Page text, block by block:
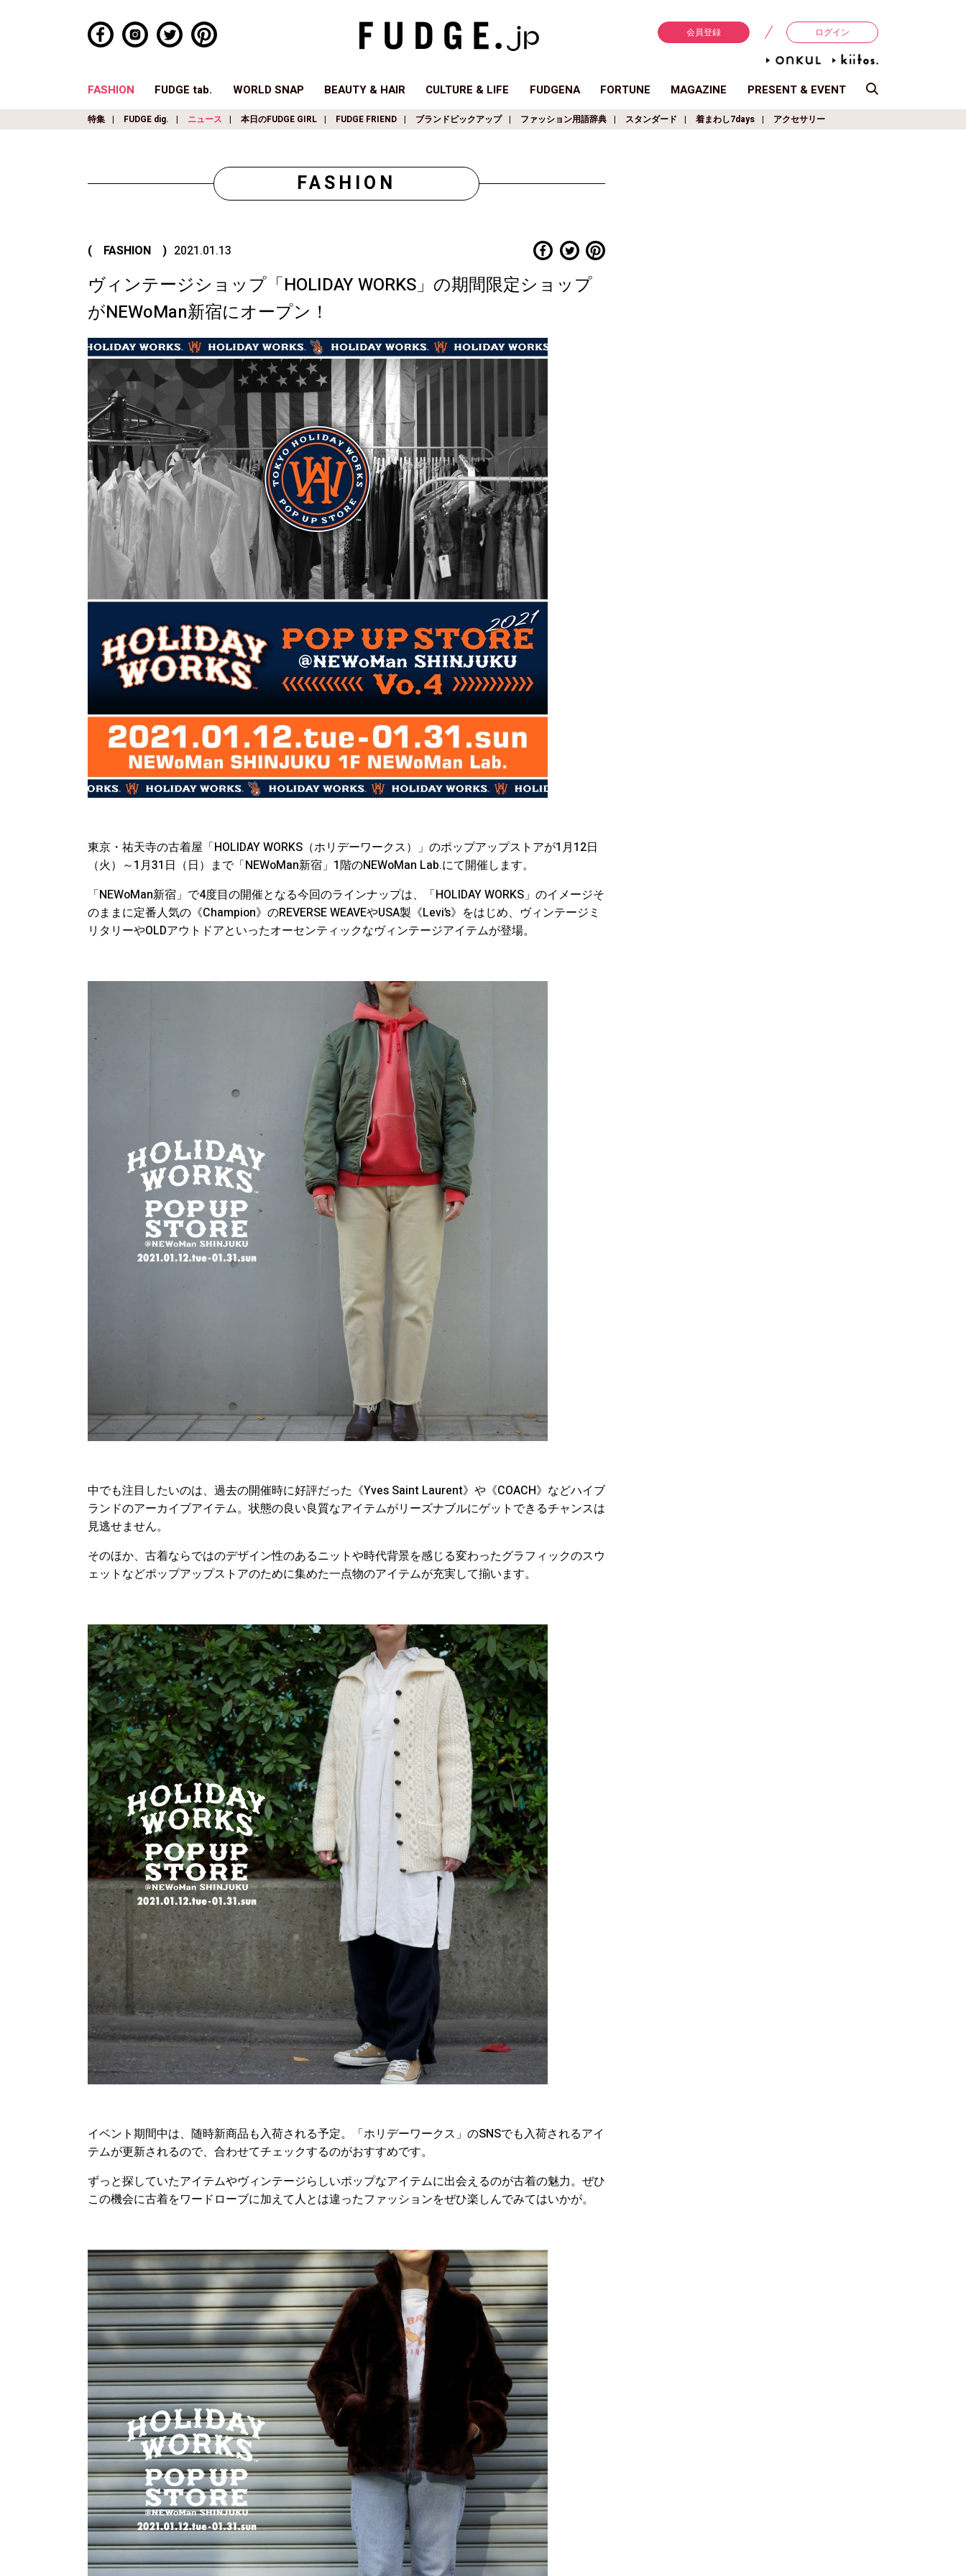
会員登録 ログイン
FASHION FUDGE tab. WORLD SNAP BEAUTY & HAIR CULTURE & LIFE FUDGENA FORTUNE MAGAZINE PRESENT & EVENT
特集 FUDGE dig. ニュース 本日のFUDGE GIRL FUDGE FRIEND ブランドピックアップ ファッション用語辞典 スタンダード 着まわし7days アクセサリー
FASHION
( FASHION ) 2021.01.13
ヴィンテージショップ「HOLIDAY WORKS」の期間限定ショップ
がNEWoMan新宿にオープン！
東京・祐天寺の古着屋「HOLIDAY WORKS（ホリデーワークス）」のポップアップストアが1月12日
（火）～1月31日（日）まで「NEWoMan新宿」1階のNEWoMan Lab.にて開催します。
「NEWoMan新宿」で4度目の開催となる今回のラインナップは、「HOLIDAY WORKS」のイメージそ
のままに定番人気の《Champion》のREVERSE WEAVEやUSA製《Levi’s》をはじめ、ヴィンテージミ
リタリーやOLDアウトドアといったオーセンティックなヴィンテージアイテムが登場。
中でも注目したいのは、過去の開催時に好評だった《Yves Saint Laurent》や《COACH》などハイブ
ランドのアーカイブアイテム。状態の良い良質なアイテムがリーズナブルにゲットできるチャンスは
見逃せません。
そのほか、古着ならではのデザイン性のあるニットや時代背景を感じる変わったグラフィックのスウ
ェットなどポップアップストアのために集めた一点物のアイテムが充実して揃います。
イベント期間中は、随時新商品も入荷される予定。「ホリデーワークス」のSNSでも入荷されるアイ
テムが更新されるので、合わせてチェックするのがおすすめです。
ずっと探していたアイテムやヴィンテージらしいポップなアイテムに出会えるのが古着の魅力。ぜひ
この機会に古着をワードローブに加えて人とは違ったファッションをぜひ楽しんでみてはいかが。